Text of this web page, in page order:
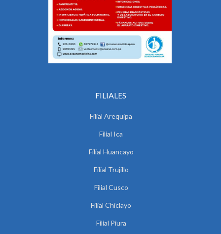
FILIALES
Filial Arequipa
Filial Ica
Filial Huancayo
Filial Trujillo
Filial Cusco
Filial Chiclayo
Filial Piura